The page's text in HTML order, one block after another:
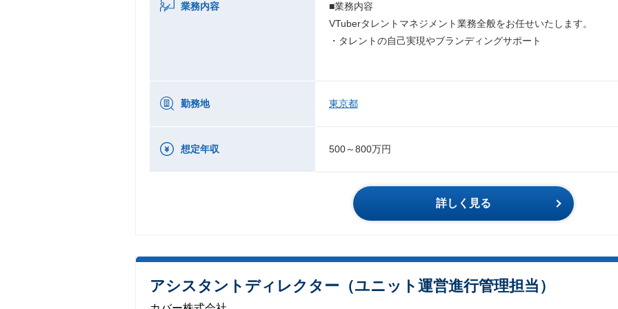
業務内容
■業務内容
VTuberタレントマネジメント業務全般をお任せいたします。
・タレントの自己実現やブランディングサポート
勤務地 東京都
想定年収 500～800万円
詳しく見る
アシスタントディレクター（ユニット運営進行管理担当）